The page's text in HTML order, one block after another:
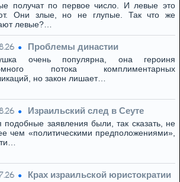
получат по первое число. И левые это
Они злые, но не глупые. Так что же
левые?…
Проблемы династии
очень популярна, она героиня
потока комплиментарных
но закон лишает…
Израильский след в Сеуте
подобные заявления были, так сказать, не
чем «политическими предположениями»,
Крах израильской юристократии